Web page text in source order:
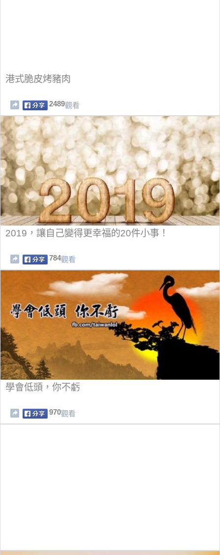
港式脆皮烤豬肉
2489觀看
2019，讓自己變得更幸福的20件小事！
784觀看
學會低頭，你不虧
970觀看